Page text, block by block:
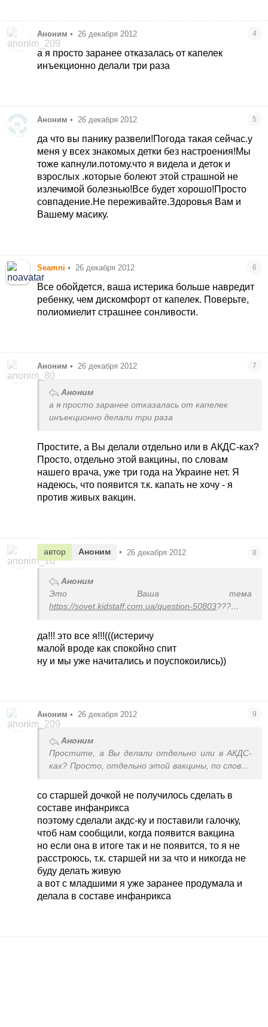
Аноним • 26 декабря 2012 4
а я просто заранее отказалась от капелек
инъекционно делали три раза
Аноним • 26 декабря 2012 5
да что вы панику развели!Погода такая сейчас.у
меня у всех знакомых детки без настроения!Мы
тоже капнули.потому.что я видела и деток и
взрослых .которые болеют этой страшной не
излечимой болезнью!Все будет хорошо!Просто
совпадение.Не переживайте.Здоровья Вам и
Вашему масику.
Seamni • 26 декабря 2012 6
Все обойдется, ваша истерика больше навредит
ребенку, чем дискомфорт от капелек. Поверьте,
полиомиелит страшнее сонливости.
Аноним • 26 декабря 2012 7
Аноним
а я просто заранее отказалась от капелек
инъекционно делали три раза
Простите, а Вы делали отдельно или в АКДС-ках?
Просто, отдельно этой вакцины, по словам
нашего врача, уже три года на Украине нет. Я
надеюсь, что появится т.к. капать не хочу - я
против живых вакцин.
автор Аноним • 26 декабря 2012 8
Аноним
Это Ваша тема
https://sovet.kidstaff.com.ua/question-50803???
тоже капали капельки после полиомиелита...
да!!! это все я!!!(((истеричу
малой вроде как спокойно спит
ну и мы уже начитались и поуспокоились))
Аноним • 26 декабря 2012 9
Аноним
Простите, а Вы делали отдельно или в АКДС-
ках? Просто, отдельно этой вакцины, по словам
надеюсь, что появится т.к. капать не хочу - я
против живых вакцин.
со старшей дочкой не получилось сделать в
составе инфанрикса
поэтому сделали акдс-ку и поставили галочку,
чтоб нам сообщили, когда появится вакцина
но если она в итоге так и не появится, то я не
расстроюсь, т.к. старшей ни за что и никогда не
буду делать живую
а вот с младшими я уже заранее продумала и
делала в составе инфанрикса